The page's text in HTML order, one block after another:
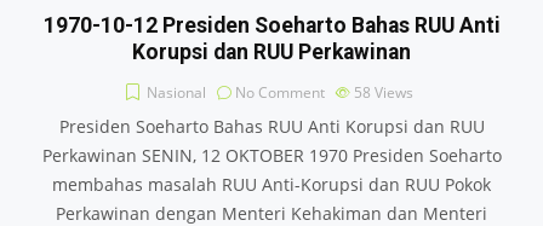
1970-10-12 Presiden Soeharto Bahas RUU Anti
Korupsi dan RUU Perkawinan
Nasional No Comment 58 Views
Presiden Soeharto Bahas RUU Anti Korupsi dan RUU
Perkawinan SENIN, 12 OKTOBER 1970 Presiden Soeharto
membahas masalah RUU Anti-Korupsi dan RUU Pokok
Perkawinan dengan Menteri Kehakiman dan Menteri